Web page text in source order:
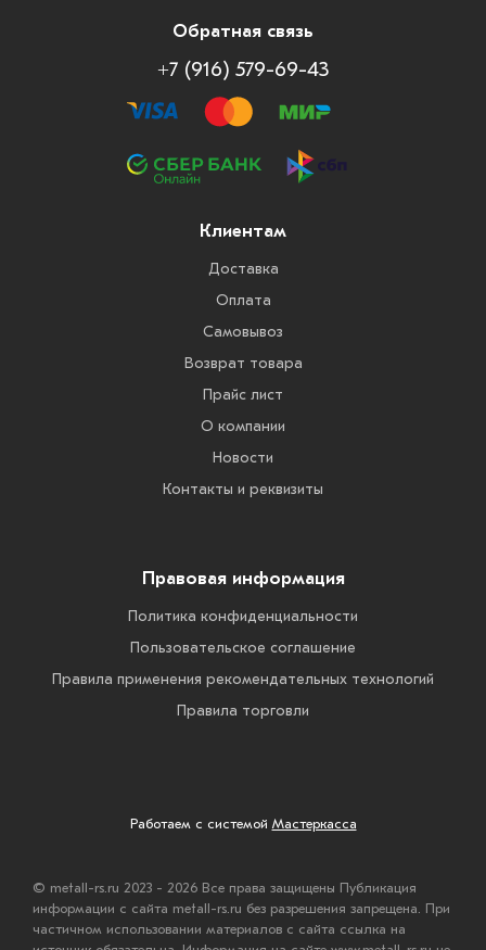
Обратная связь
+7 (916) 579-69-43
Клиентам
Доставка
Оплата
Самовывоз
Возврат товара
Прайс лист
О компании
Новости
Контакты и реквизиты
Правовая информация
Политика конфиденциальности
Пользовательское соглашение
Правила применения рекомендательных технологий
Правила торговли
Работаем с системой Мастеркасса
© metall-rs.ru 2023 - 2026 Все права защищены Публикация
информации с сайта metall-rs.ru без разрешения запрещена. При
частичном использовании материалов с сайта ссылка на